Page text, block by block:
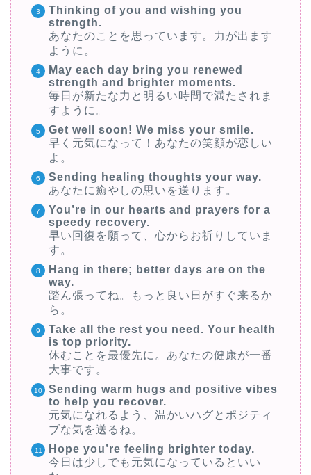
Thinking of you and wishing you
strength.
あなたのことを思っています。力が出ます
ように。
May each day bring you renewed
strength and brighter moments.
毎日が新たな力と明るい時間で満たされま
すように。
Get well soon! We miss your smile.
早く元気になって！あなたの笑顔が恋しい
よ。
Sending healing thoughts your way.
あなたに癒やしの思いを送ります。
You’re in our hearts and prayers for a
speedy recovery.
早い回復を願って、心からお祈りしていま
す。
Hang in there; better days are on the
way.
踏ん張ってね。もっと良い日がすぐ来るか
ら。
Take all the rest you need. Your health
is top priority.
休むことを最優先に。あなたの健康が一番
大事です。
Sending warm hugs and positive vibes
to help you recover.
元気になれるよう、温かいハグとポジティ
ブな気を送るね。
Hope you’re feeling brighter today.
今日は少しでも元気になっているといい